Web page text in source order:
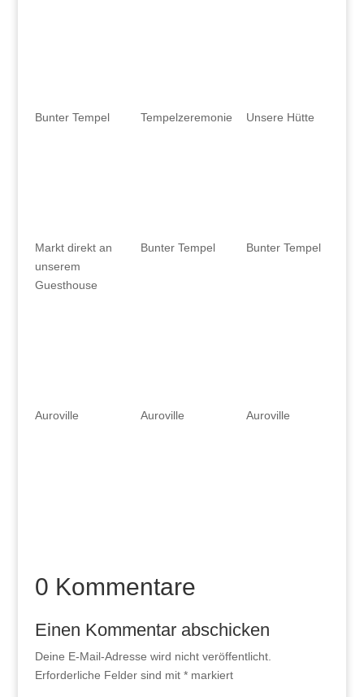
Bunter Tempel Tempelzeremonie Unsere Hütte
Markt direkt an
unserem
Guesthouse
Bunter Tempel Bunter Tempel
Auroville Auroville Auroville
0 Kommentare
Einen Kommentar abschicken
Deine E-Mail-Adresse wird nicht veröffentlicht.
Erforderliche Felder sind mit *markiert